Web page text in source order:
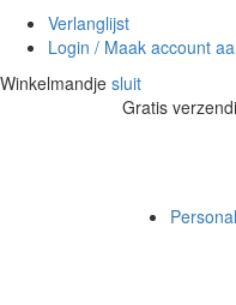
Verlanglijst
Login / Maak account
Winkelmandje sluit
Gratis